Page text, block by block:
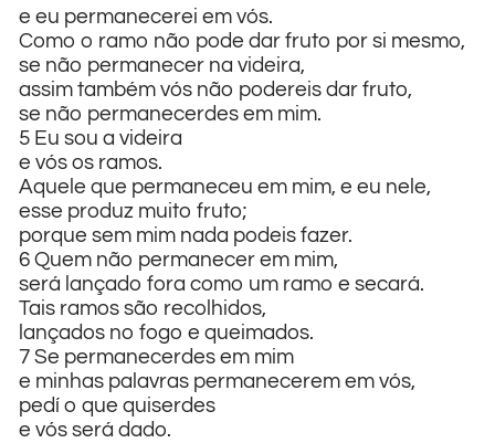
e eu permanecerei em vós.
Como o ramo não pode dar fruto por si mesmo,
se não permanecer na videira,
assim também vós não podereis dar fruto,
se não permanecerdes em mim.
5 Eu sou a videira
e vós os ramos.
Aquele que permaneceu em mim, e eu nele,
esse produz muito fruto;
porque sem mim nada podeis fazer.
6 Quem não permanecer em mim,
será lançado fora como um ramo e secará.
Tais ramos são recolhidos,
lançados no fogo e queimados.
7 Se permanecerdes em mim
e minhas palavras permanecerem em vós,
pedí o que quiserdes
e vós será dado.